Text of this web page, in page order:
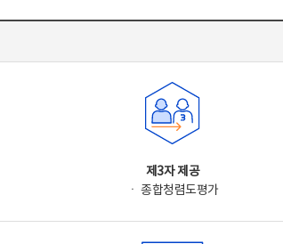
제3자 제공
ㆍ 종합청렴도평가